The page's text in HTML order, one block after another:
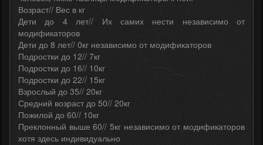
Возраст// Вес в кг
Дети до 4 лет// Их самих нести независимо от
модификаторов
Дети до 8 лет// 0кг независимо от модификаторов
Подростки до 12// 7кг
Подростки до 16// 10кг
Подростки до 22// 15кг
Взрослый до 35// 20кг
Средний возраст до 50// 20кг
Пожилой до 60// 10кг
Преклонный выше 60// 5кг независимо от модификаторов
хотя здесь индивидуально